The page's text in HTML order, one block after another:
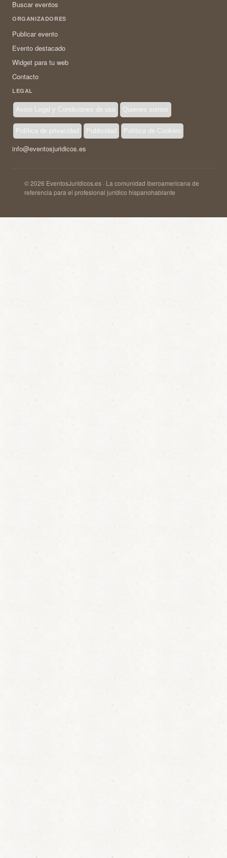
Buscar eventos
ORGANIZADORES
Publicar evento
Evento destacado
Widget para tu web
Contacto
LEGAL
Aviso Legal y Condiciones de uso Quienes somos
Política de privacidad Publicidad Política de Cookies
info@eventosjuridicos.es
© 2026 EventosJurídicos.es · La comunidad iberoamericana de
referencia para el profesional jurídico hispanohablante